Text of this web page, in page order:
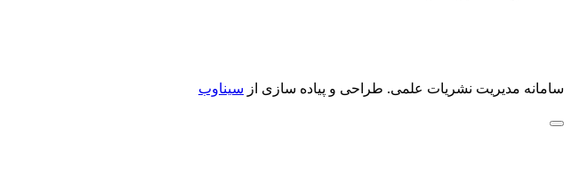
سامانه مدیریت نشریات علمی. طراحی و پیاده سازی از سیناوب